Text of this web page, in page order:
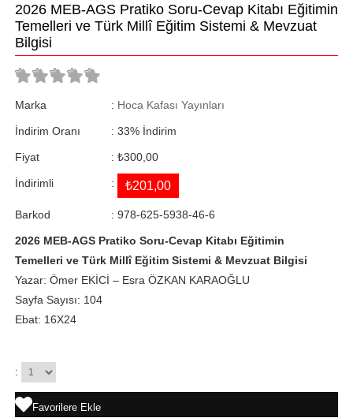
2026 MEB-AGS Pratiko Soru-Cevap Kitabı Eğitimin
Temelleri ve Türk Millî Eğitim Sistemi & Mevzuat
Bilgisi
Marka : Hoca Kafası Yayınları
İndirim Oranı : %
33 İndirim
Fiyat : ₺300,00
İndirimli : ₺201,00
Barkod : 978-625-5938-46-6
2026 MEB-AGS Pratiko Soru-Cevap Kitabı Eğitimin
Temelleri ve Türk Millî Eğitim Sistemi & Mevzuat Bilgisi
Yazar: Ömer EKİCİ – Esra ÖZKAN KARAOĞLU
Sayfa Sayısı: 104
Ebat: 16X24
:
Favorilere Ekle